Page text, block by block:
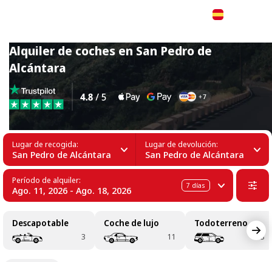
Alquiler de coches en San Pedro de
Alcántara
Lugar de recogida:
San Pedro de Alcántara
Lugar de devolución:
San Pedro de Alcántara
Período de alquiler:
Ago. 11, 2026 - Ago. 18, 2026 7 días
Descapotable
3
Coche de lujo
11
Todoterreno
3